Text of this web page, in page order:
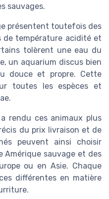
sauvages.
présentent toutefois des
de température acidité et
tolèrent une eau du
un aquarium discus bien
douce et propre. Cette
toutes les espèces et
rendu ces animaux plus
du prix livraison et de
peuvent ainsi choisir
Amérique sauvage et des
ou en Asie. Chaque
différentes en matière